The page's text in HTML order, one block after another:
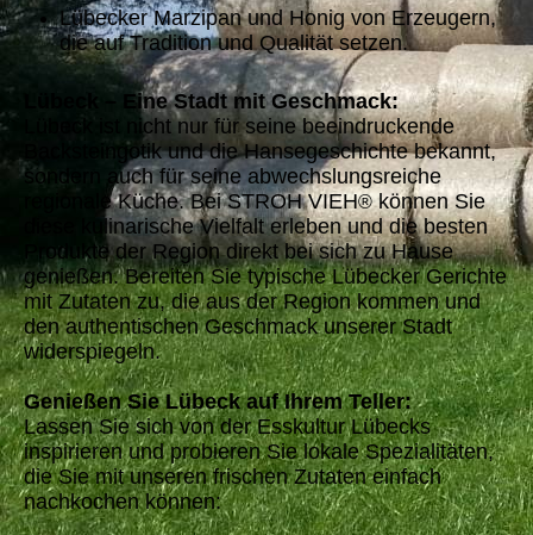
Lübecker Marzipan und Honig von Erzeugern,
die auf Tradition und Qualität setzen.
Lübeck – Eine Stadt mit Geschmack:
Lübeck ist nicht nur für seine beeindruckende
Backsteingotik und die Hansegeschichte bekannt,
sondern auch für seine abwechslungsreiche
regionale Küche. Bei STROH VIEH®können Sie
diese kulinarische Vielfalt erleben und die besten
Produkte der Region direkt bei sich zu Hause
genießen. Bereiten Sie typische Lübecker Gerichte
mit Zutaten zu, die aus der Region kommen und
den authentischen Geschmack unserer Stadt
widerspiegeln.
Genießen Sie Lübeck auf Ihrem Teller:
Lassen Sie sich von der Esskultur Lübecks
inspirieren und probieren Sie lokale Spezialitäten,
die Sie mit unseren frischen Zutaten einfach
nachkochen können: